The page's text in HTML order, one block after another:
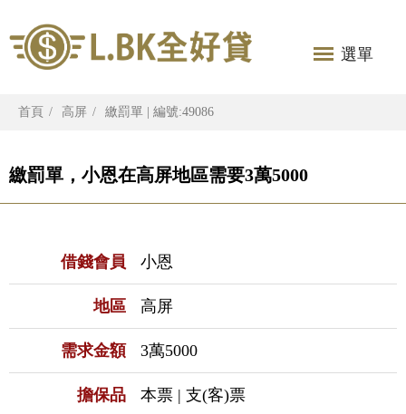
選單
首頁 高屏 繳罰單 | 編號:49086
繳罰單，小恩在高屏地區需要3萬5000
借錢會員 小恩
地區 高屏
需求金額 3萬5000
擔保品 本票 | 支(客)票